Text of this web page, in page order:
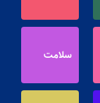
سلامت